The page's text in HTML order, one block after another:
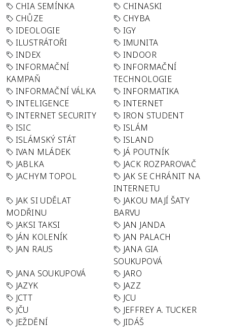
CHIA SEMÍNKA
CHINASKI
CHŮZE
CHYBA
IDEOLOGIE
IGY
ILUSTRÁTOŘI
IMUNITA
INDEX
INDOOR
INFORMAČNÍ
KAMPAŇ
INFORMAČNÍ
TECHNOLOGIE
INFORMAČNÍ VÁLKA
INFORMATIKA
INTELIGENCE
INTERNET
INTERNET SECURITY
IRON STUDENT
ISIC
ISLÁM
ISLÁMSKÝ STÁT
ISLAND
IVAN MLÁDEK
JÁ POUTNÍK
JABLKA
JACK ROZPAROVAČ
JACHYM TOPOL
JAK SE CHRÁNIT NA
INTERNETU
JAK SI UDĚLAT
MODŘINU
JAKOU MAJÍ ŠATY
BARVU
JAKSI TAKSI
JAN JANDA
JÁN KOLENÍK
JAN PALACH
JAN RAUS
JANA GIA
SOUKUPOVÁ
JANA SOUKUPOVÁ
JARO
JAZYK
JAZZ
JCTT
JCU
JČU
JEFFREY A. TUCKER
JEŽDĚNÍ
JIDÁŠ